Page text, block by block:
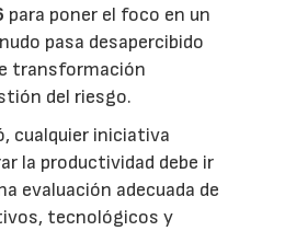
para poner el foco en un
pasa desapercibido
transformación
del riesgo.
cualquier iniciativa
la productividad debe ir
evaluación adecuada de
tecnológicos y